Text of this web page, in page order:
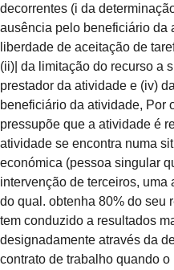
decorrentes (i da
ausência pelo beneficiário da
liberdade de aceitação de
(ii)| da limitação do recurso a
prestador da atividade e (iv)
beneficiário da atividade, Por
pressupõe que a atividade é
atividade se encontra numa
económica (pessoa singular
intervenção de terceiros,
do qual. obtenha 80% do seu
tem conduzido a resultados
designadamente através da
contrato de trabalho quando